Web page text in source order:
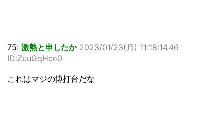
75: 激熱と申したか 2023/01/23(月) 11:18:14.46
ID:ZuuGqHco0
これはマジの博打台だな